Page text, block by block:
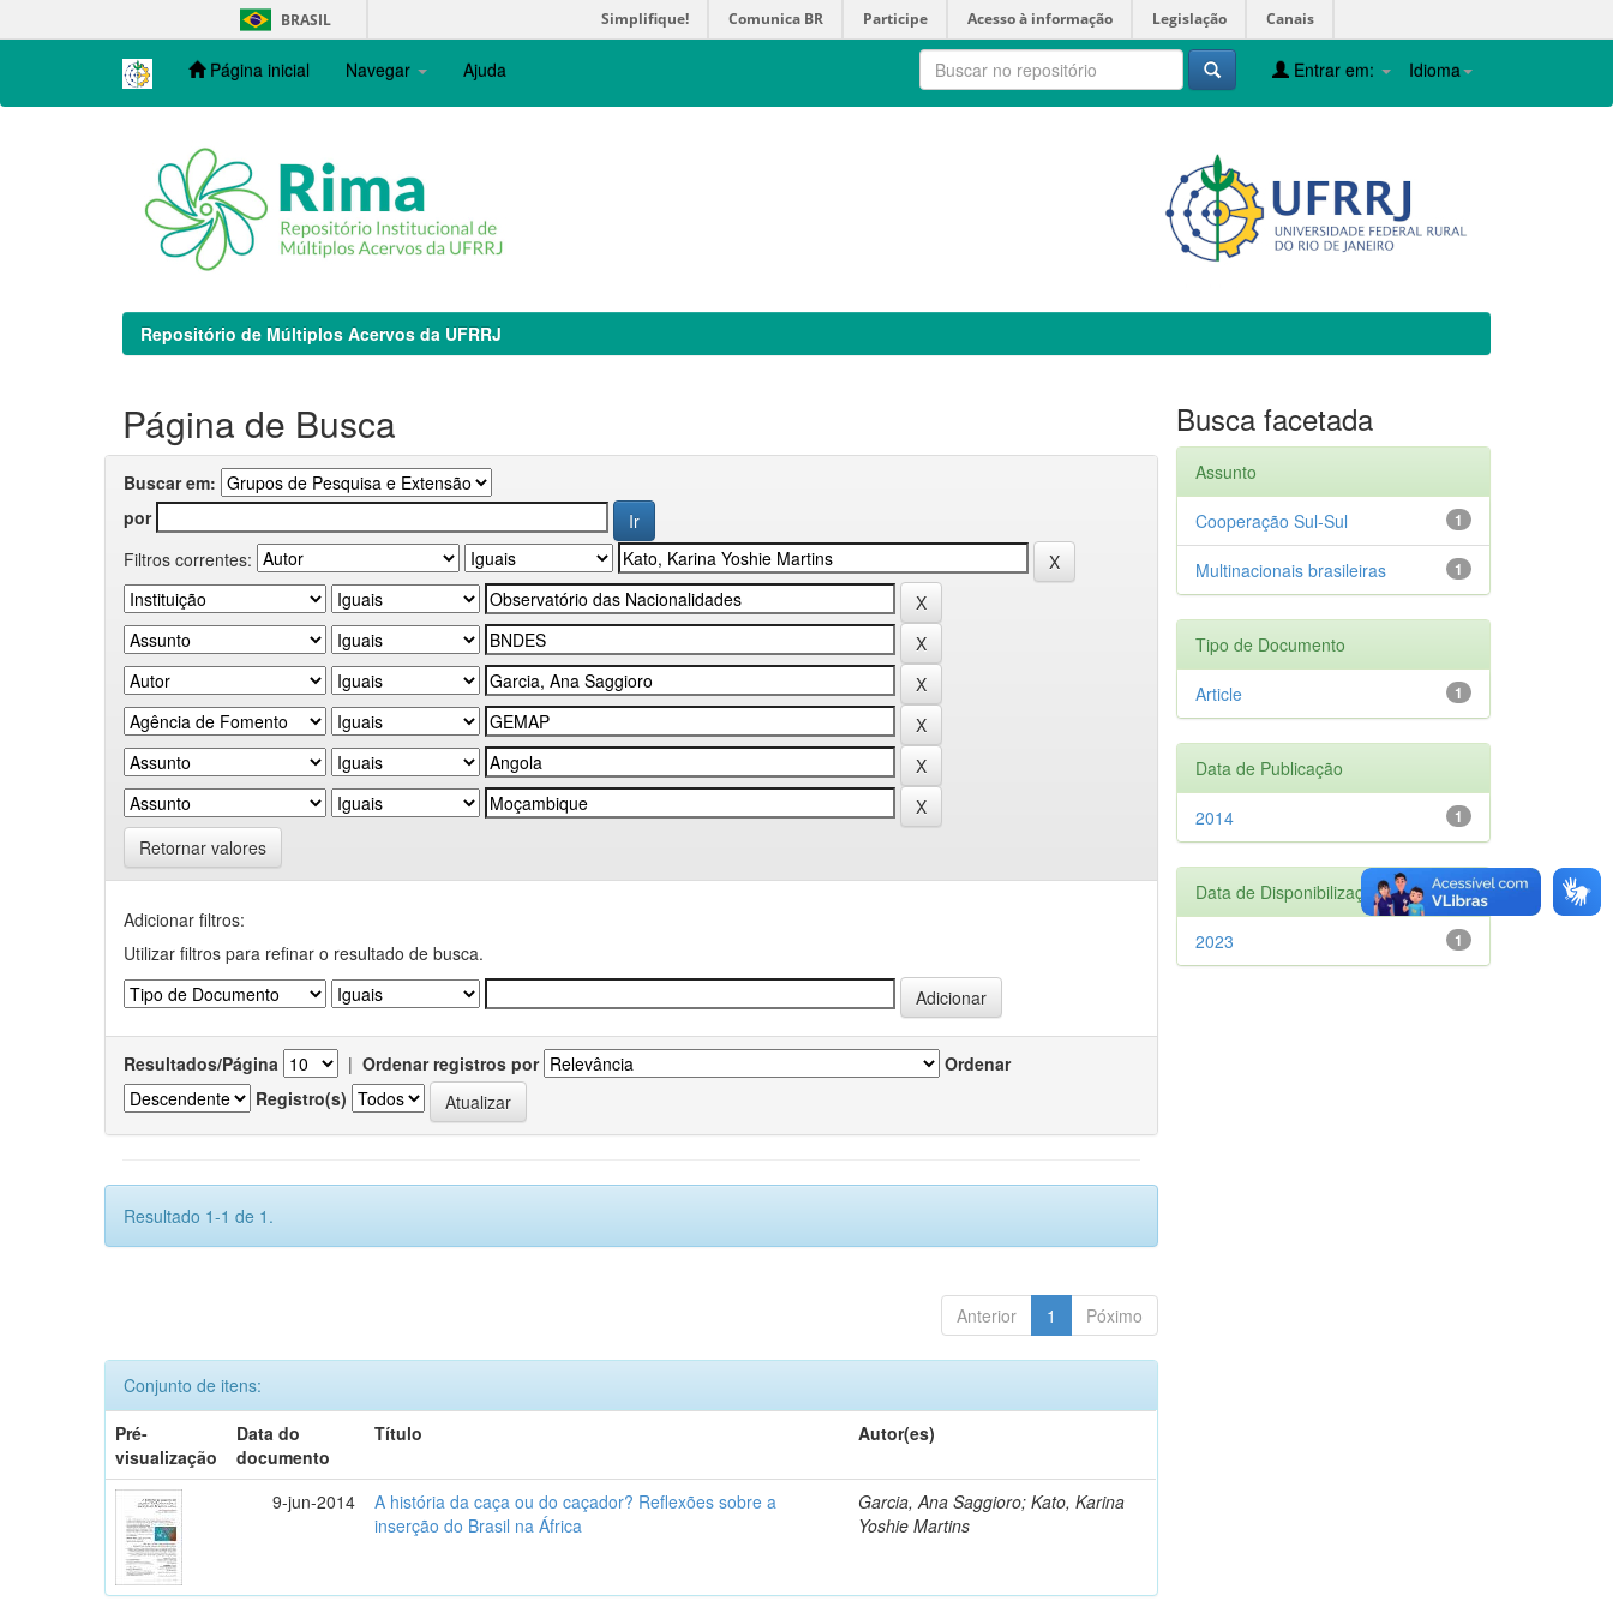
navigation
BRASIL Simplifique! Comunica BR Participe Acesso à informação Legislação Canais
Página inicial Navegar Ajuda Idioma
Entrar em:
Repositório de Múltiplos Acervos da UFRRJ
Página de Busca
Buscar em:
por
Filtros correntes:
Retornar valores
Adicionar filtros:
Utilizar filtros para refinar o resultado de busca.
Resultados/Página | Ordenar registros por
Ordenar
Registro(s)
Resultado 1-1 de 1.
Anterior 1 Póximo
Conjunto de itens:
Pré-
visualização
Data do
documento
Título Autor(es)
9-jun-2014
A história da caça ou do caçador? Reflexões sobre a
inserção do Brasil na África
Garcia, Ana Saggioro; Kato, Karina
Yoshie Martins
Busca facetada
Assunto
1
Cooperação Sul-Sul
1
Multinacionais brasileiras
Tipo de Documento
1
Article
Data de Publicação
1
2014
Data de Disponibilização
1
2023